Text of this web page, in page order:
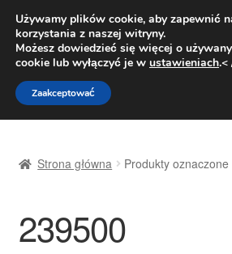
DOSTAWA od
Pn.-pt. 9:00-16:00
Przejdź
do
nawigacji
Przejdź
do
treści
Dostawa
Dostawa na cały świat
Strona główna Produkty oznaczone
239500
Używamy plików cookie, aby zapewnić
korzystania z naszej witryny.
Możesz dowiedzieć się więcej o
cookie lub wyłączyć je w ustawieniach.<
Zaakceptować